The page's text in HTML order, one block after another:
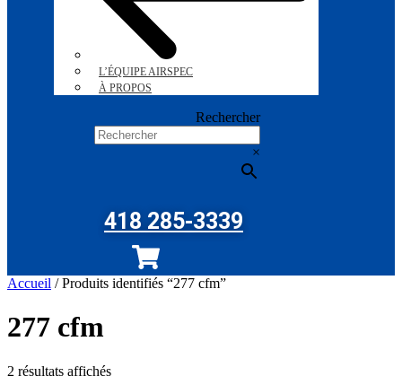
L’ÉQUIPE AIRSPEC
À PROPOS
Rechercher
×
418 285-3339
Accueil / Produits identifiés “277 cfm”
277 cfm
2 résultats affichés